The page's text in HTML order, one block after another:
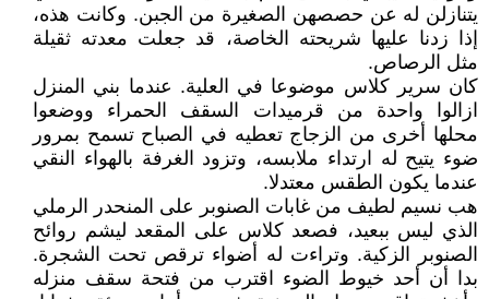
يتنازلن له عن حصصهن الصغيرة من الجبن. وكانت هذه،
إذا زدنا عليها شريحته الخاصة، قد جعلت معدته ثقيلة
مثل الرصاص.
كان سرير كلاس موضوعا في العلية. عندما بني المنزل
ازالوا واحدة من قرميدات السقف الحمراء ووضعوا
محلها أخرى من الزجاج تعطيه في الصباح تسمح بمرور
ضوء يتيح له ارتداء ملابسه، وتزود الغرفة بالهواء النقي
عندما يكون الطقس معتدلا.
هب نسيم لطيف من غابات الصنوبر على المنحدر الرملي
الذي ليس ببعيد، فصعد كلاس على المقعد ليشم روائح
الصنوبر الزكية. وتراءت له أضواء ترقص تحت الشجرة.
بدا أن أحد خيوط الضوء اقترب من فتحة سقف منزله